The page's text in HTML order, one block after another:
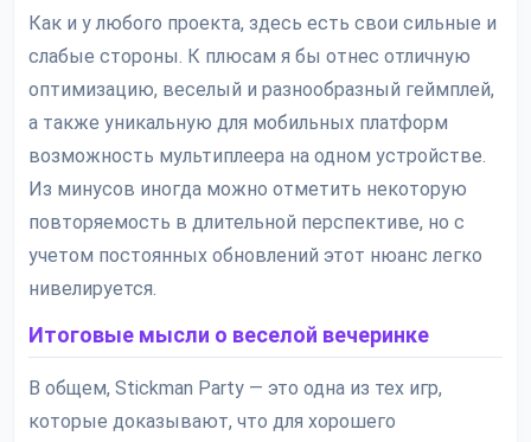
Как и у любого проекта, здесь есть свои сильные и
слабые стороны. К плюсам я бы отнес отличную
оптимизацию, веселый и разнообразный геймплей,
а также уникальную для мобильных платформ
возможность мультиплеера на одном устройстве.
Из минусов иногда можно отметить некоторую
повторяемость в длительной перспективе, но с
учетом постоянных обновлений этот нюанс легко
нивелируется.
Итоговые мысли о веселой вечеринке
В общем, Stickman Party — это одна из тех игр,
которые доказывают, что для хорошего